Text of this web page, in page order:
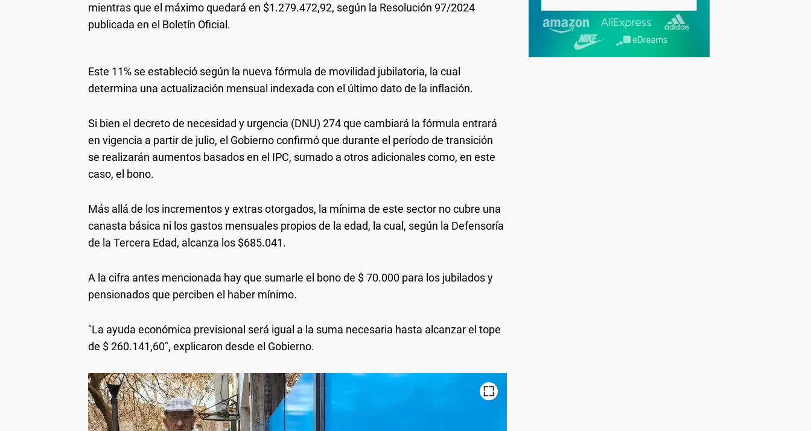
mientras que el máximo quedará en $1.279.472,92, según la Resolución 97/2024
publicada en el Boletín Oficial.
Este 11% se estableció según la nueva fórmula de movilidad jubilatoria, la cual
determina una actualización mensual indexada con el último dato de la inflación.
Si bien el decreto de necesidad y urgencia (DNU) 274 que cambiará la fórmula entrará
en vigencia a partir de julio, el Gobierno confirmó que durante el período de transición
se realizarán aumentos basados en el IPC, sumado a otros adicionales como, en este
caso, el bono.
Más allá de los incrementos y extras otorgados, la mínima de este sector no cubre una
canasta básica ni los gastos mensuales propios de la edad, la cual, según la Defensoría
de la Tercera Edad, alcanza los $685.041.
A la cifra antes mencionada hay que sumarle el bono de $ 70.000 para los jubilados y
pensionados que perciben el haber mínimo.
"La ayuda económica previsional será igual a la suma necesaria hasta alcanzar el tope
de $ 260.141,60", explicaron desde el Gobierno.